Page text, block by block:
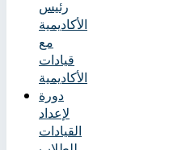
رئيس
الأكاديمية
مع
قيادات
الأكاديمية
دورة
لإعداد
القيادات